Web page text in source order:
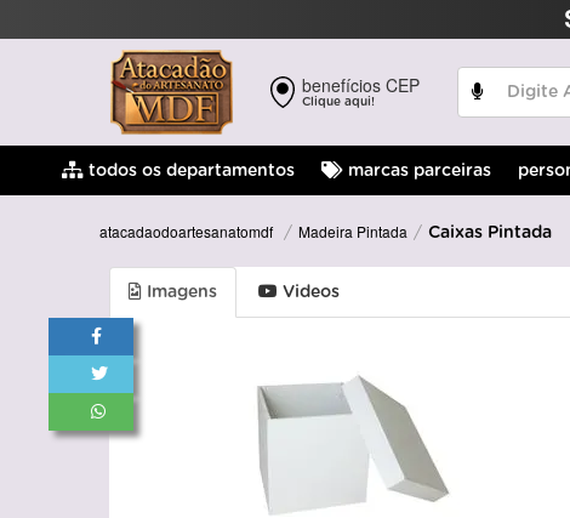
benefícios CEP
Clique aqui!
todos os departamentos marcas parceiras
atacadaodoartesanatomdf Madeira Pintada Caixas Pintada
Imagens Videos